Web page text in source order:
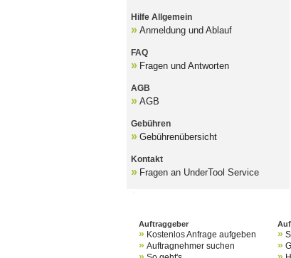
Hilfe Allgemein
» Anmeldung und Ablauf
FAQ
» Fragen und Antworten
AGB
» AGB
Gebühren
» Gebührenübersicht
Kontakt
» Fragen an UnderTool Service
Auftraggeber
» Kostenlos Anfrage aufgeben
» Auftragnehmer suchen
»
»